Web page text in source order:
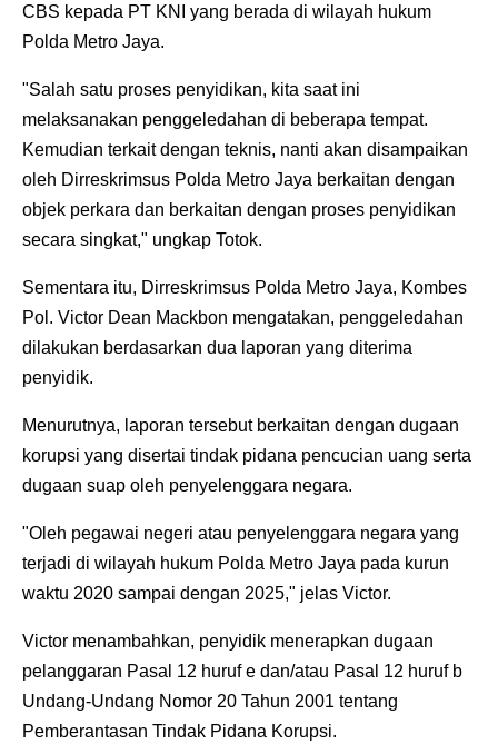
CBS kepada PT KNI yang berada di wilayah hukum
Polda Metro Jaya.
"Salah satu proses penyidikan, kita saat ini
melaksanakan penggeledahan di beberapa tempat.
Kemudian terkait dengan teknis, nanti akan disampaikan
oleh Dirreskrimsus Polda Metro Jaya berkaitan dengan
objek perkara dan berkaitan dengan proses penyidikan
secara singkat," ungkap Totok.
Sementara itu, Dirreskrimsus Polda Metro Jaya, Kombes
Pol. Victor Dean Mackbon mengatakan, penggeledahan
dilakukan berdasarkan dua laporan yang diterima
penyidik.
Menurutnya, laporan tersebut berkaitan dengan dugaan
korupsi yang disertai tindak pidana pencucian uang serta
dugaan suap oleh penyelenggara negara.
"Oleh pegawai negeri atau penyelenggara negara yang
terjadi di wilayah hukum Polda Metro Jaya pada kurun
waktu 2020 sampai dengan 2025," jelas Victor.
Victor menambahkan, penyidik menerapkan dugaan
pelanggaran Pasal 12 huruf e dan/atau Pasal 12 huruf b
Undang-Undang Nomor 20 Tahun 2001 tentang
Pemberantasan Tindak Pidana Korupsi.